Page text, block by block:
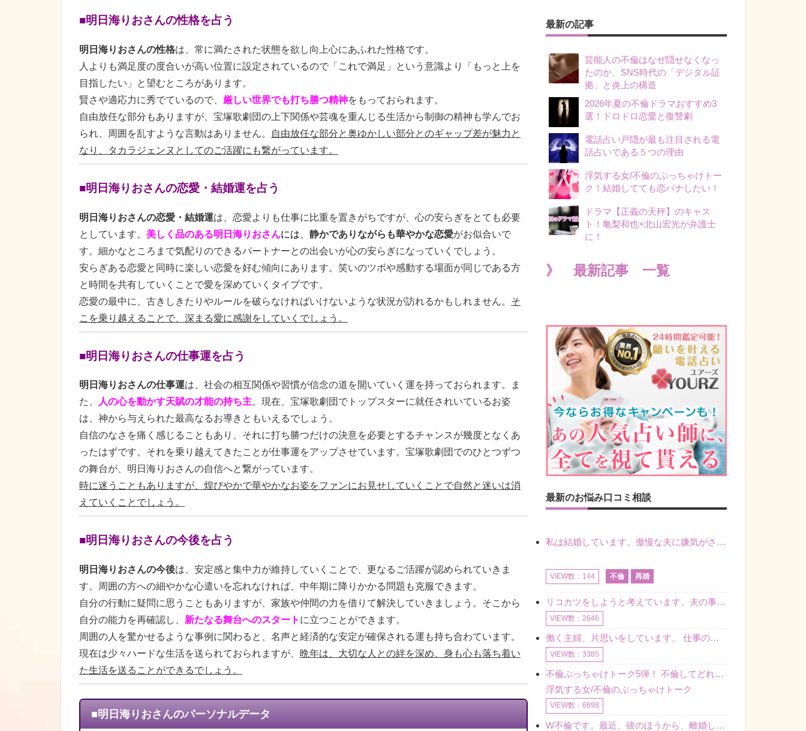
■明日海りおさんの性格を占う
明日海りおさんの性格は、常に満たされた状態を欲し向上心にあふれた性格です。
人よりも満足度の度合いが高い位置に設定されているので「これで満足」という意識より「もっと上を
目指したい」と望むところがあります。
賢さや適応力に秀でているので、 厳しい世界でも打ち勝つ精神をもっておられます。
自由放任な部分もありますが、宝塚歌劇団の上下関係や芸魂を重んじる生活から制御の精神も学んでお
られ、周囲を乱すような言動はありません。
自由放任な部分と奥ゆかしい部分とのギャップ差が魅力と
なり、タカラジェンヌとしてのご活躍にも繋がっています。
■明日海りおさんの恋愛・結婚運を占う
明日海りおさんの恋愛・結婚運は、恋愛よりも仕事に比重を置きがちですが、心の安らぎをとても必要
としています。 美しく品のある明日海りおさんには 静かでありながらも華やかな恋愛がお似合いで
す。細かなところまで気配りのできるパートナーとの出会いが心の安らぎになっていくでしょう。
安らぎある恋愛と同時に楽しい恋愛を好む傾向にあります。笑いのツボや感動する場面が同じである方
と時間を共有していくことで愛を深めていくタイプです。
恋愛の最中に、古きしきたりやルールを破らなければいけないような状況が訪れるかもしれません。 そ
こを乗り越えることで、深まる愛に感謝をしていくでしょう。
■明日海りおさんの仕事運を占う
明日海りおさんの仕事運は、社会の相互関係や習慣が信念の道を開いていく運を持っておられます。ま
た、
人の心を動かす天賦の才能の持ち主。現在、宝塚歌劇団でトップスターに就任されいているお姿
は、神から与えられた最高なるお導きともいえるでしょう。
自信のなさを痛く感じることもあり、それに打ち勝つだけの決意を必要とするチャンスが幾度となくあ
ったはずです。それを乗り越えてきたことが仕事運をアップさせています。宝塚歌劇団でのひとつずつ
の舞台が、明日海りおさんの自信へと繋がっています。
時に迷うこともありますが、煌びやかで華やかなお姿をファンにお見せしていくことで自然と迷いは消
えていくことでしょう。
■明日海りおさんの今後を占う
明日海りおさんの今後は、安定感と集中力が維持していくことで、更なるご活躍が認められていきま
す。周囲の方への細やかな心遣いを忘れなければ、中年期に降りかかる問題も克服できます。
自分の行動に疑問に思うこともありますが、家族や仲間の力を借りて解決していきましょう。そこから
自分の能力を再確認し、 新たなる舞台へのスタート に立つことができます。
周囲の人を驚かせるような事例に関わると、名声と経済的な安定が確保される運も持ち合わています。
現在は少々ハードな生活を送られておられますが、 晩年は、大切な人との絆を深め、身も心も落ち着い
た生活を送ることができるでしょう。
■明日海りおさんのパーソナルデータ
最新の記事
芸能人の不倫はなぜ隠せなくなっ
たのか、SNS時代の「デジタル証
拠」と炎上の構造
2026年夏の不倫ドラマおすすめ3
選！ドロドロ恋愛と復讐劇
電話占い戸隠が最も注目される電
話占いである５つの理由
浮気する女/不倫のぶっちゃけトー
ク！結婚してても恋バナしたい！
ドラマ【正義の天秤】のキャス
ト！亀梨和也×北山宏光が弁護士
に！
》 最新記事 一覧
最新のお悩み口コミ相談
私は結婚しています。傲慢な夫に嫌気がさし離婚を考えていたときに、彼と出会いました。彼には恋人がいましたが、話をするうちに、夫とのことを相談するようにな
VIEW数：144 不倫 再婚
リコカツをしようと考えています。夫の事からの愛情を全く感じません。子供がいるので、子供が成長するまではと我慢しています。 まず、お金が必要だと考え、仕事の量も増やしました。ところが、夫は働かず、結局は
VIEW数：2646
働く主婦、片思いをしています。 仕事の相談をしていくうちに、彼のことを好きになりました。私には夫も子供もいます。不倫をしているわけでもなく、もちろん、この気持ちは誰にも話していません。 ラインをする関
VIEW数：3385
不倫ぶっちゃけトーク5弾！ 不倫してどれくらい？ 不倫のあれこれを、なんでもどうぞ♪♪
浮気する女/不倫のぶっちゃけトーク
VIEW数：6898
W不倫です。最近、彼のほうから、離婚して再婚しよう、と言ってきました。ハッキリいうと、そこまでは考えていませんでした。彼を好きな気持ちはあるし、彼なしの生活は考えられません。だけど、離婚して再婚すると